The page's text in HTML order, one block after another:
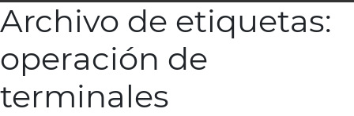
Archivo de etiquetas:
operación de
terminales